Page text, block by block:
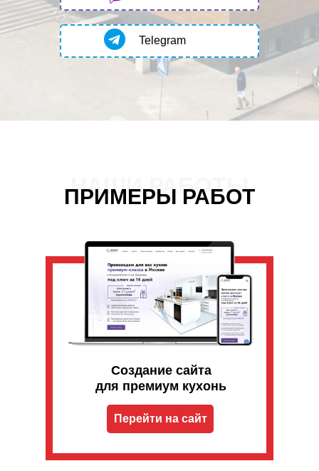
Telegram
НАШИ РАБОТЫ
ПРИМЕРЫ РАБОТ
Создание сайта
для премиум кухонь
Перейти на сайт